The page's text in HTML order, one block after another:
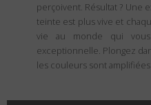
perçoivent. Résultat ? Une
teinte est plus vive et
vie au monde qui
exceptionnelle. Plongez
les couleurs sont